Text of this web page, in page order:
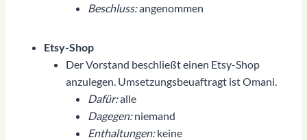
Beschluss:angenommen
Etsy-Shop
Der Vorstand beschließt einen Etsy-Shop
anzulegen. Umsetzungsbeuaftragt ist Omani.
Dafür:alle
Dagegen:niemand
Enthaltungen:keine